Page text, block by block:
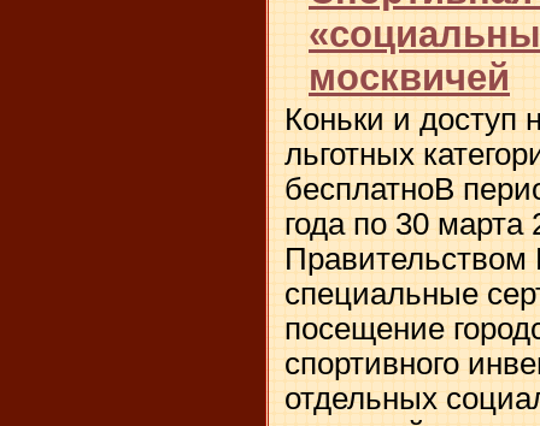
москвичей
Коньки и доступ
льготных
бесплатноВ
года по 30 марта
специальные
посещение
спортивного
отдельных